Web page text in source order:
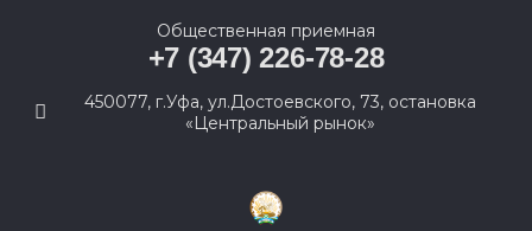
Общественная приемная
+7 (347) 226-78-28
450077, г.Уфа, ул.Достоевского, 73, остановка
«Центральный рынок»